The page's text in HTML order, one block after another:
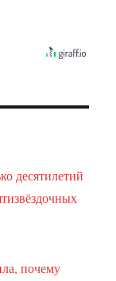
десятилетий
почему